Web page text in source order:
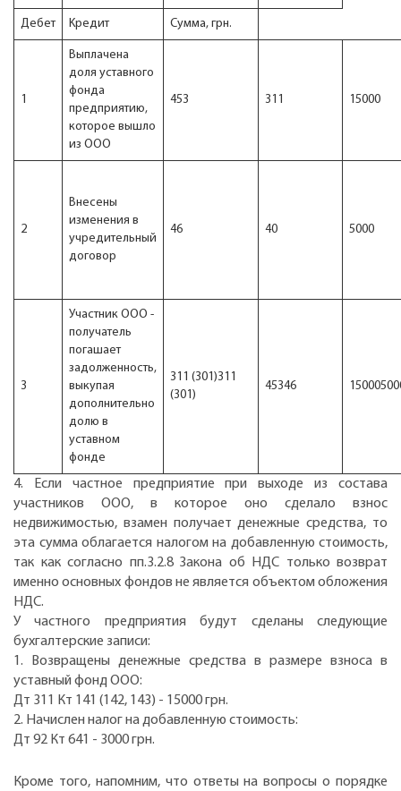
Дебет Kредит Сумма, грн.
1
Выплачена
доля уставного
фонда
предприятию,
которое вышло
из ООО
453 311 15000
2
Внесены
изменения в
учредительный
договор
46 40 5000
3
Участник ООО -
получатель
погашает
задолженность,
выкупая
дополнительно
долю в
уставном
фонде
311 (301)311
(301)
45346
4. Если частное предприятие при выходе из состава
участников ООО, в которое оно сделало взнос
недвижимостью, взамен получает денежные средства, то
эта сумма облагается налогом на добавленную стоимость,
так как согласно пп.3.2.8 Закона об НДС только возврат
именно основных фондов не является объектом обложения
НДС.
У частного предприятия будут сделаны следующие
бухгалтерские записи:
1. Возвращены денежные средства в размере взноса в
уставный фонд ООО:
Дт 311 Кт 141 (142, 143) - 15000 грн.
2. Начислен налог на добавленную стоимость:
Дт 92 Кт 641 - 3000 грн.
Кроме того, напомним, что ответы на вопросы о порядке